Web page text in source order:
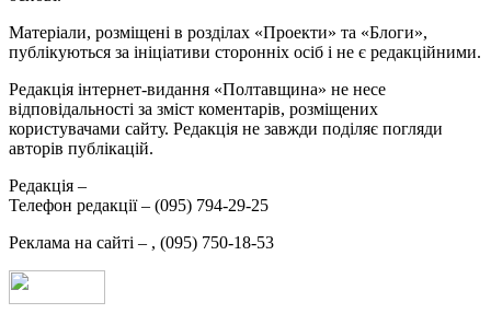
Матеріали, розміщені в розділах «Проекти» та «Блоги»,
публікуються за ініціативи сторонніх осіб і не є редакційними.
Редакція інтернет-видання «Полтавщина» не несе
відповідальності за зміст коментарів, розміщених
користувачами сайту. Редакція не завжди поділяє погляди
авторів публікацій.
Редакція –
Телефон редакції – (095) 794-29-25
Реклама на сайті – , (095) 750-18-53